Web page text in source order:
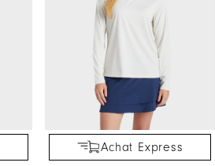
Achat Express